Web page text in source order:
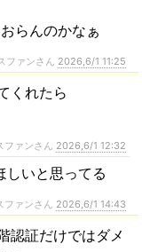
らんのかなぁ
ファンさん 2026,6/1 11:25
くれたら
ァンさん 2026,6/1 12:32
しいと思ってる
ァンさん 2026,6/1 14:43
認証だけではダメ